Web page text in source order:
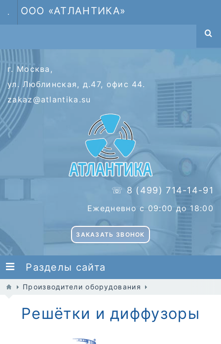
. ООО «АТЛАНТИКА»
г. Москва,
ул. Люблинская, д.47, офис 44.
zakaz@atlantika.su
☏ 8 (499) 714-14-91
Ежедневно с 09:00 до 18:00
ЗАКАЗАТЬ ЗВОНОК
Разделы сайта
Производители оборудования
Решётки и диффузоры